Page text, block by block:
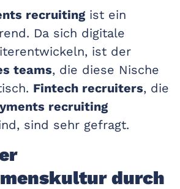
recruiting ist ein
Da sich digitale
ist der
teams, die diese Nische
Fintech recruiters, die
recruiting
sind sehr gefragt.
durch